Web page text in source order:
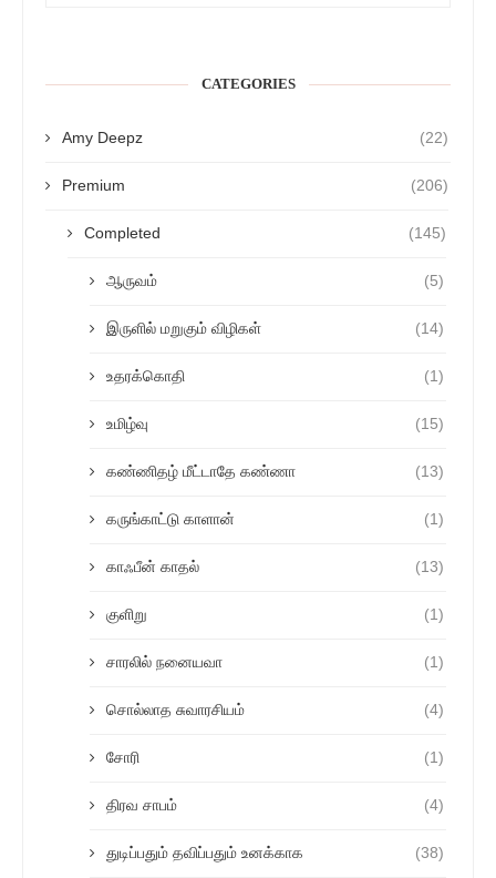
CATEGORIES
Amy Deepz (22)
Premium (206)
Completed (145)
ஆருவம் (5)
இருளில் மறுகும் விழிகள் (14)
உதரக்கொதி (1)
உமிழ்வு (15)
கண்ணிதழ் மீட்டாதே கண்ணா (13)
கருங்காட்டு காளான் (1)
காஃபீன் காதல் (13)
குளிறு (1)
சாரலில் நனையவா (1)
சொல்லாத சுவாரசியம் (4)
சோரி (1)
திரவ சாபம் (4)
துடிப்பதும் தவிப்பதும் உனக்காக (38)